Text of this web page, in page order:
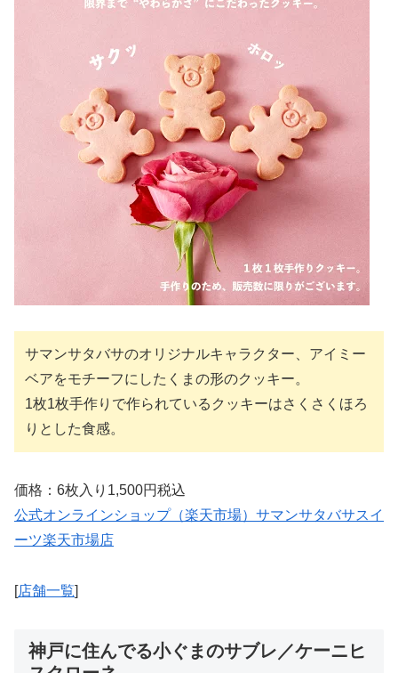
サマンサタバサのオリジナルキャラクター、アイミー
ベアをモチーフにしたくまの形のクッキー。
1枚1枚手作りで作られているクッキーはさくさくほろ
りとした食感。
価格：6枚入り1,500円税込
公式オンラインショップ（楽天市場）サマンサタバサスイ
ーツ楽天市場店
[店舗一覧]
神戸に住んでる小ぐまのサブレ／ケーニヒ